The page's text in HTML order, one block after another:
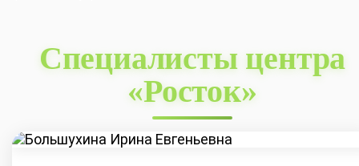
Специалисты центра
«Росток»